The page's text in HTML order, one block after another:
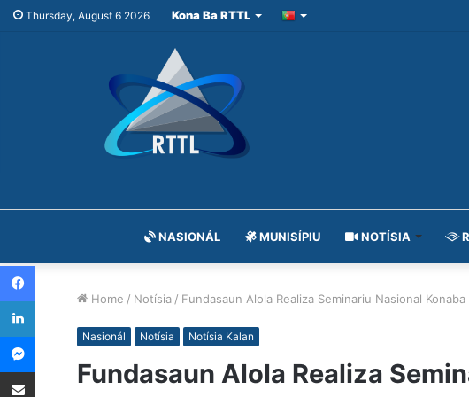
Thursday, August 6 2026 Kona Ba RTTL
NASIONÁL MUNISÍPIU NOTÍSIA
Home / Notísia / Fundasaun Alola Realiza Seminariu Nasional
Nasionál Notísia Notísia Kalan
Fundasaun Alola Realiza
Facebook
LinkedIn
Messenger